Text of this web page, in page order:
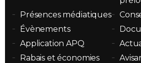
Présences médiatiques
Évènements
Application APQ
Rabais et économies